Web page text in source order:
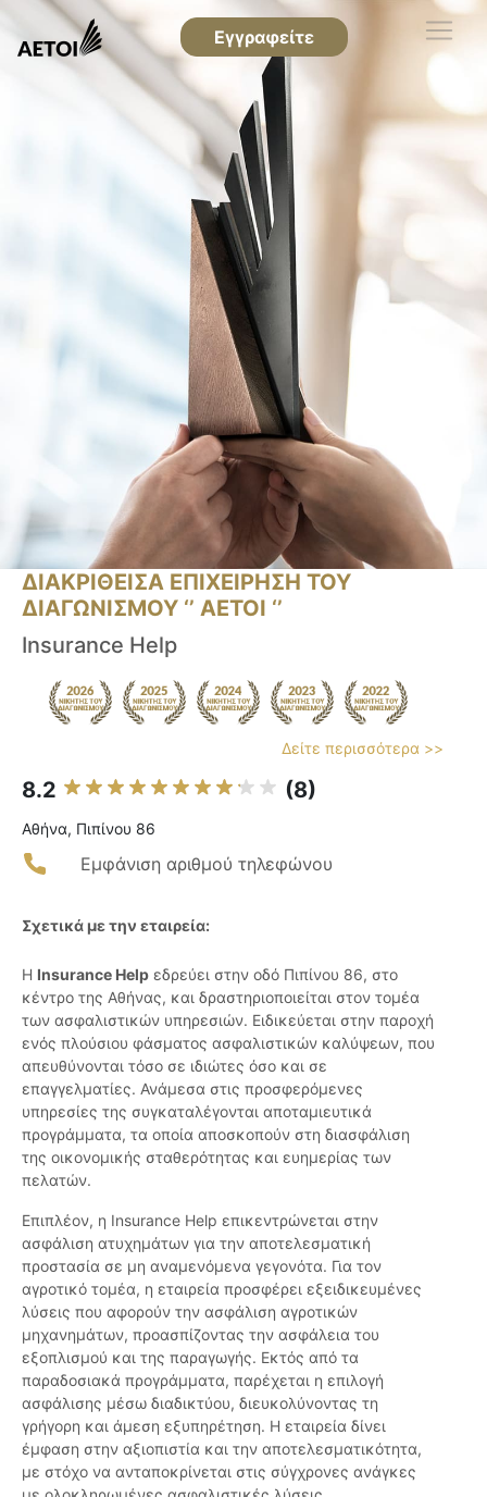
Εγγραφείτε
ΔΙΑΚΡΙΘΕΙΣΑ ΕΠΙΧΕΙΡΗΣΗ ΤΟΥ
ΔΙΑΓΩΝΙΣΜΟΥ ‘’ ΑΕΤΟΙ ‘’
Insurance Help
Δείτε περισσότερα >>
8.2 (8)
Αθήνα, Πιπίνου 86
Εμφάνιση αριθμού τηλεφώνου
Σχετικά με την εταιρεία:
Η Insurance Help εδρεύει στην οδό Πιπίνου 86, στο
κέντρο της Αθήνας, και δραστηριοποιείται στον τομέα
των ασφαλιστικών υπηρεσιών. Ειδικεύεται στην παροχή
ενός πλούσιου φάσματος ασφαλιστικών καλύψεων, που
απευθύνονται τόσο σε ιδιώτες όσο και σε
επαγγελματίες. Ανάμεσα στις προσφερόμενες
υπηρεσίες της συγκαταλέγονται αποταμιευτικά
προγράμματα, τα οποία αποσκοπούν στη διασφάλιση
της οικονομικής σταθερότητας και ευημερίας των
πελατών.
Επιπλέον, η Insurance Help επικεντρώνεται στην
ασφάλιση ατυχημάτων για την αποτελεσματική
προστασία σε μη αναμενόμενα γεγονότα. Για τον
αγροτικό τομέα, η εταιρεία προσφέρει εξειδικευμένες
λύσεις που αφορούν την ασφάλιση αγροτικών
μηχανημάτων, προασπίζοντας την ασφάλεια του
εξοπλισμού και της παραγωγής. Εκτός από τα
παραδοσιακά προγράμματα, παρέχεται η επιλογή
ασφάλισης μέσω διαδικτύου, διευκολύνοντας τη
γρήγορη και άμεση εξυπηρέτηση. Η εταιρεία δίνει
έμφαση στην αξιοπιστία και την αποτελεσματικότητα,
με στόχο να ανταποκρίνεται στις σύγχρονες ανάγκες